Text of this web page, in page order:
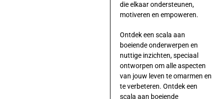
die elkaar ondersteunen,
motiveren en empoweren.
Ontdek een scala aan
boeiende onderwerpen en
nuttige inzichten, speciaal
ontworpen om alle aspecten
van jouw leven te omarmen en
te verbeteren. Ontdek een
scala aan boeiende